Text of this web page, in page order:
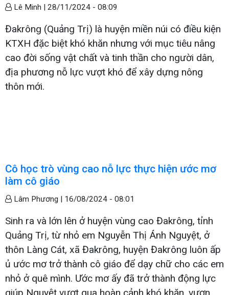
Lê Minh | 28/11/2024 - 08:09
Đakrông (Quảng Trị) là huyện miền núi có điều kiện
KTXH đặc biệt khó khăn nhưng với mục tiêu nâng
cao đời sống vật chất và tinh thần cho người dân,
địa phương nỗ lực vượt khó để xây dựng nông
thôn mới.
Cô học trò vùng cao nỗ lực thực hiện ước mơ
làm cô giáo
Lâm Phương | 16/08/2024 - 08:01
Sinh ra và lớn lên ở huyện vùng cao Đakrông, tỉnh
Quảng Trị, từ nhỏ em Nguyễn Thị Ánh Nguyệt, ở
thôn Làng Cát, xã Đakrông, huyện Đakrông luôn ấp
ủ ước mơ trở thành cô giáo để dạy chữ cho các em
nhỏ ở quê mình. Ước mơ ấy đã trở thành động lực
giúp Nguyệt vượt qua hoàn cảnh khó khăn, vươn